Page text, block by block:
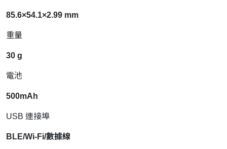
85.6×54.1×2.99 mm
重量
30 g
電池
500mAh
USB 連接埠
BLE/Wi-Fi/數據線